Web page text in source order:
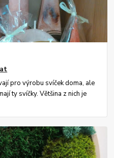
pro výrobu svíček doma, ale
ty svíčky. Většina z nich je